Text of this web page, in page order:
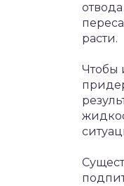
расти.
Чтобы